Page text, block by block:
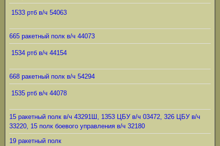
1533 ртб в/ч 54063
665 ракетный полк в/ч 44073
1534 ртб в/ч 44154
668 ракетный полк в/ч 54294
1535 ртб в/ч 44078
15 ракетный полк в/ч 43291Ш, 1353 ЦБУ в/ч 03472, 326 ЦБУ в/ч
33220, 15 полк боевого управления в/ч 32180
19 ракетный полк